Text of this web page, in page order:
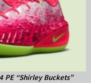
PE “Shirley Buckets”